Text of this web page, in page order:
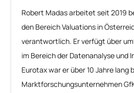
Robert Madas arbeitet seit 2019
den Bereich Valuations in
verantwortlich. Er verfügt über
im Bereich der Datenanalyse und
Eurotax war er über 10 Jahre lang
Marktforschungsunternehmen